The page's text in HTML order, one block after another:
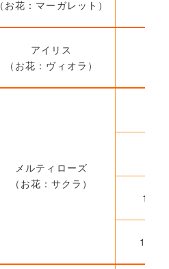
（お花：マーガレット）
アイリス
（お花：ヴィオラ）
メルティローズ
（お花：サクラ）
10月
10月